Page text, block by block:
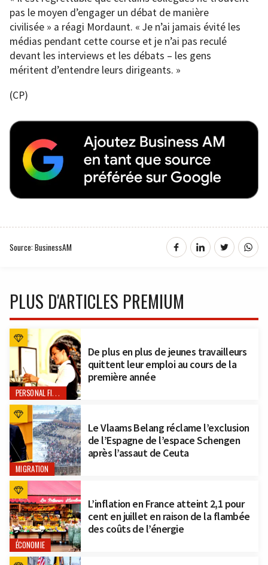
pas le moyen d’engager un débat de manière
civilisée » a réagi Mordaunt. « Je n’ai jamais évité les
médias pendant cette course et je n’ai pas reculé
devant les interviews et les débats – les gens
méritent d’entendre leurs dirigeants. »
(CP)
Source: BusinessAM
PLUS D'ARTICLES PREMIUM
PERSONAL FINANCE
De plus en plus de jeunes travailleurs
quittent leur emploi au cours de la
première année
MIGRATION
Le Vlaams Belang réclame l’exclusion
de l’Espagne de l’espace Schengen
après l’assaut de Ceuta
ÉCONOMIE
L’inflation en France atteint 2,1 pour
cent en juillet en raison de la flambée
des coûts de l’énergie